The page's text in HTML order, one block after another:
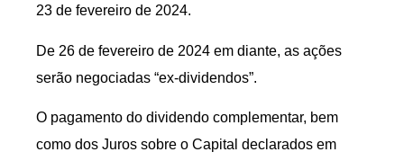
23 de fevereiro de 2024.
De 26 de fevereiro de 2024 em diante, as ações
serão negociadas “ex-dividendos”.
O pagamento do dividendo complementar, bem
como dos Juros sobre o Capital declarados em